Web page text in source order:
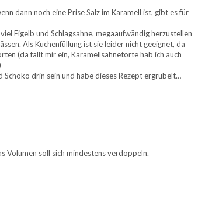
dann noch eine Prise Salz im Karamell ist, gibt es für
Eigelb und Schlagsahne, megaaufwändig herzustellen
Als Kuchenfüllung ist sie leider nicht geeignet, da
(da fällt mir ein, Karamellsahnetorte hab ich auch
drin sein und habe dieses Rezept ergrübelt…
Volumen soll sich mindestens verdoppeln.